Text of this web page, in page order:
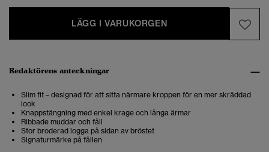
LÄGG I VARUKORGEN
Redaktörens anteckningar
Slim fit – designad för att sitta närmare kroppen för en mer skräddad
look
Knappstängning med enkel krage och långa ärmar
Ribbade muddar och fåll
Stor broderad logga på sidan av bröstet
Signaturmärke på fållen